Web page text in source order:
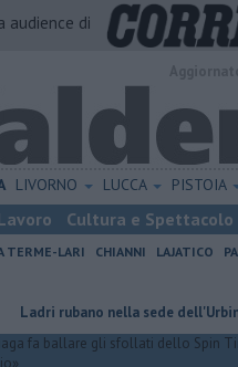
audience di
LIVORNO LUCCA PISTOIA
Cultura e Spettacolo
TERME-LARI CHIANNI LAJATICO
sede dell'Urbino Taccola